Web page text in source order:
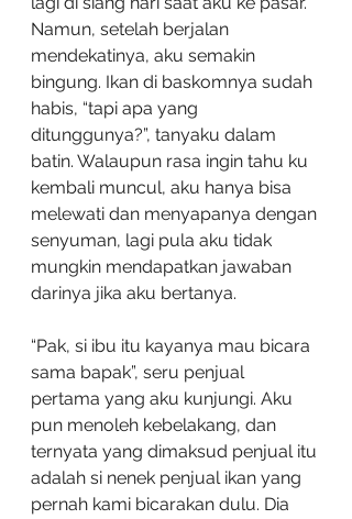
Namun, setelah berjalan
mendekatinya, aku semakin
bingung. Ikan di baskomnya sudah
habis, “tapi apa yang
ditunggunya?”, tanyaku dalam
batin. Walaupun rasa ingin tahu ku
kembali muncul, aku hanya bisa
melewati dan menyapanya dengan
senyuman, lagi pula aku tidak
mungkin mendapatkan jawaban
darinya jika aku bertanya.
“Pak, si ibu itu kayanya mau bicara
sama bapak”, seru penjual
pertama yang aku kunjungi. Aku
pun menoleh kebelakang, dan
ternyata yang dimaksud penjual itu
adalah si nenek penjual ikan yang
pernah kami bicarakan dulu. Dia